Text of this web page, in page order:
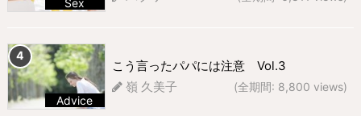
Advice
こう言ったパパには注意 Vol.3
嶺 久美子
(全期間: 8,800 views)